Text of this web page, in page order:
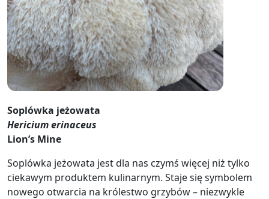
Soplówka jeżowata
Hericium erinaceus
Lion’s Mine
Soplówka jeżowata jest dla nas czymś więcej niż tylko
ciekawym produktem kulinarnym. Staje się symbolem
nowego otwarcia na królestwo grzybów – niezwykle